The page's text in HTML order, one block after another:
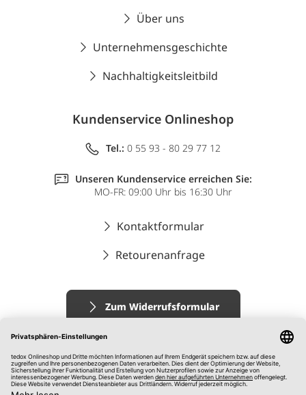
Über uns
Unternehmensgeschichte
Nachhaltigkeitsleitbild
Kundenservice Onlineshop
Tel.: 0 55 93 - 80 29 77 12
Unseren Kundenservice erreichen Sie:
MO-FR: 09:00 Uhr bis 16:30 Uhr
Kontaktformular
Retourenanfrage
Zum Widerrufsformular
Impressum
AGB